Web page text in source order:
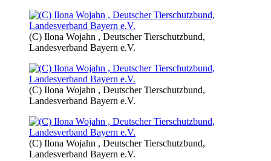
(C) Ilona Wojahn , Deutscher Tierschutzbund,
Landesverband Bayern e.V.
(C) Ilona Wojahn , Deutscher Tierschutzbund,
Landesverband Bayern e.V.
(C) Ilona Wojahn , Deutscher Tierschutzbund,
Landesverband Bayern e.V.